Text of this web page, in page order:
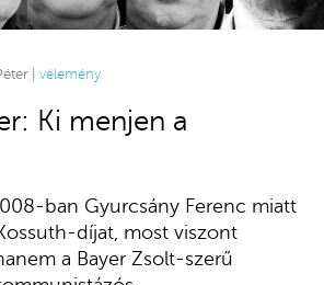
| vélemény
Ki menjen a
ban Gyurcsány Ferenc miatt
díjat, most viszont
a Bayer Zsolt-szerű